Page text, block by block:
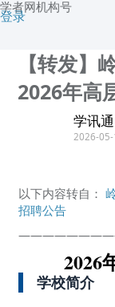
学者网机构号
登录
【转发】
2026年高
学讯通
2026-
以下内容转自：
招聘公告
2026
学校简介